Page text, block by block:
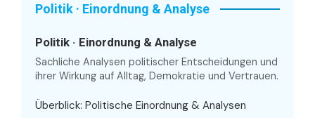
Politik · Einordnung & Analyse
Politik · Einordnung & Analyse
Sachliche Analysen politischer Entscheidungen und
ihrer Wirkung auf Alltag, Demokratie und Vertrauen.
Überblick: Politische Einordnung & Analysen